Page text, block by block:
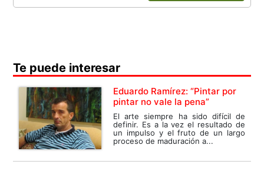
Te puede interesar
Eduardo Ramírez: “Pintar por
pintar no vale la pena”
El arte siempre ha sido difícil de
definir. Es a la vez el resultado de
un impulso y el fruto de un largo
proceso de maduración a...